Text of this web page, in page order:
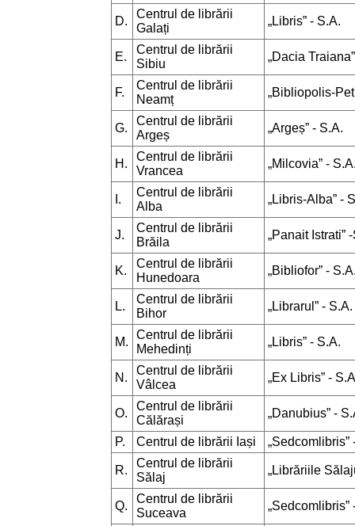
D.
Centrul de librării
Galați
„Libris” - S.A.
E.
Centrul de librării
Sibiu
„Dacia
F.
Centrul de librării
Neamț
„Bibliopolis-
G.
Centrul de librării
Argeș
„Argeș” - S.A.
H.
Centrul de librării
Vrancea
„Milcovia” -
I.
Centrul de librării
Alba
„Libris-Alba” -
J.
Centrul de librării
Brăila
„Panait Istrati”
K.
Centrul de librării
Hunedoara
„Bibliofor” -
L.
Centrul de librării
Bihor
„Librarul” - S.A.
M.
Centrul de librării
Mehedinți
„Libris” - S.A.
N.
Centrul de librării
Vâlcea
„Ex Libris” -
O.
Centrul de librării
Călărași
„Danubius” -
P. Centrul de librării Iași „Sedcomlibris”
R.
Centrul de librării
Sălaj
„Librăriile
Q.
Centrul de librării
Suceava
„Sedcomlibris”